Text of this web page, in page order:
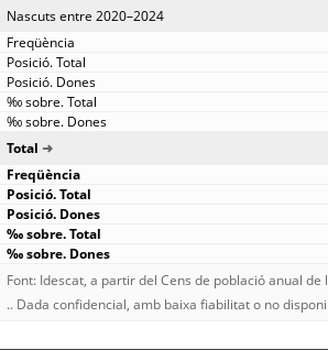
Nascuts entre 2020–2024
Total
Font: Idescat, a partir del Cens de població anual de
.. Dada confidencial, amb baixa fiabilitat o no